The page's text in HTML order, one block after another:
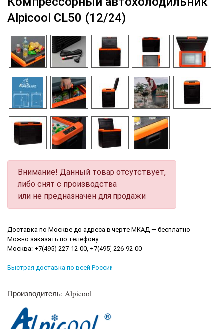
Alpicool CL50 (12/24)
Внимание! Данный товар отсутствует,
либо снят с производства
или не предназначен для продажи
Доставка по Москве до адреса в черте МКАД — бесплатно
Можно заказать по телефону:
Москва: +7(495) 227-12-00, +7(495) 226-92-00
Быстрая доставка по всей России
Производитель: Alpicool